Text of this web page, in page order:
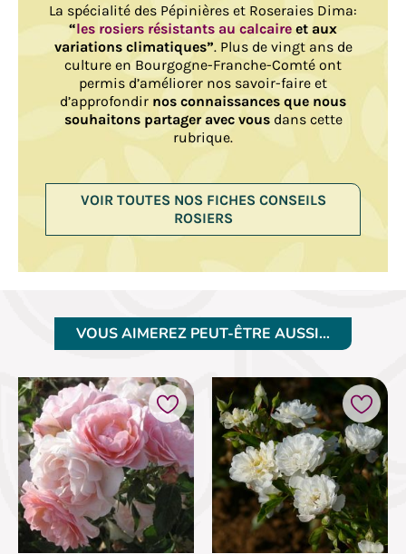
La spécialité des Pépinières et Roseraies Dima:
“les rosiers résistants au calcaire et aux
variations climatiques”. Plus de vingt ans de
culture en Bourgogne-Franche-Comté ont
permis d’améliorer nos savoir-faire et
d’approfondir nos connaissances que nous
souhaitons partager avec vousdans cette
rubrique.
VOIR TOUTES NOS FICHES CONSEILS
ROSIERS
VOUS AIMEREZ PEUT-ÊTRE AUSSI…